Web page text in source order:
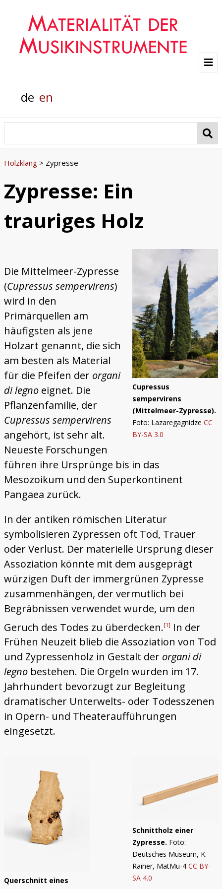
Materialanalyse
Pianola
Holzklang
de en
Holzklang> Zypresse
Zypresse: Ein
trauriges Holz
Cupressus
sempervirens
(Mittelmeer-Zypresse).
Foto: LazaregagnidzeCC
BY-SA 3.0
Die Mittelmeer-Zypresse
(Cupressus sempervirens)
wird in den
Primärquellen am
häufigsten als jene
Holzart genannt, die sich
am besten als Material
für die Pfeifen der organi
di legnoeignet. Die
Pflanzenfamilie, der
Cupressus sempervirens
angehört, ist sehr alt.
Neueste Forschungen
führen ihre Ursprünge bis in das
Mesozoikum und den Superkontinent
Pangaea zurück.
In der antiken römischen Literatur
symbolisieren Zypressen oft Tod, Trauer
oder Verlust. Der materielle Ursprung dieser
Assoziation könnte mit dem ausgeprägt
würzigen Duft der immergrünen Zypresse
zusammenhängen, der vermutlich bei
Begräbnissen verwendet wurde, um den
Geruch des Todes zu überdecken.[1] In der
Frühen Neuzeit blieb die Assoziation von Tod
und Zypressenholz in Gestalt der organi di
legnobestehen. Die Orgeln wurden im 17.
Jahrhundert bevorzugt zur Begleitung
dramatischer Unterwelts- oder Todesszenen
in Opern- und Theateraufführungen
eingesetzt.
Querschnitt eines
Schnittholz einer
Zypresse. Foto:
Deutsches Museum, K.
Rainer, MatMu-4CC BY-
SA 4.0